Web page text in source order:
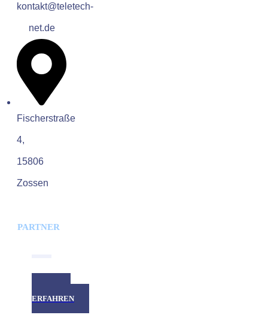
kontakt@teletech-
net.de
Fischerstraße
4,
15806
Zossen
PARTNER
ERFAHREN